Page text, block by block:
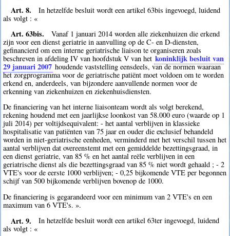
Art. 8.
In hetzelfde besluit wordt een artikel 63bis ingevoegd, luidend
als volgt : «
Art. 63bis.
Vanaf 1 januari 2014 worden alle ziekenhuizen die erkend
zijn voor een dienst geriatrie in aanvulling op de C- en D-diensten,
gefinancierd om een interne geriatrische liaison te organiseren zoals
beschreven in afdeling IV van hoofdstuk V van het koninklijk besluit van
29 januari 2007 houdende vaststelling eensdeels, van de normen waaraan
het zorgprogramma voor de geriatrische patiënt moet voldoen om te worden
erkend en, anderdeels, van bijzondere aanvullende normen voor de
erkenning van ziekenhuizen en ziekenhuisdiensten.
De financiering van het interne liaisonteam wordt als volgt berekend,
rekening houdend met een jaarlijkse loonkost van 58.000 euro (waarde op 1
juli 2014) per voltijdsequivalent: - het aantal verblijven in klassieke
hospitalisatie van patiënten van 75 jaar en ouder die exclusief behandeld
worden in niet-geriatrische eenheden, verminderd met het verschil tussen het
aantal verblijven dat overeenstemt met een gemiddelde bezettingsgraad, in
een dienst geriatrie, van 85 % en het aantal reële verblijven in een
geriatrische dienst als die bezettingsgraad van 85 % niet wordt gehaald ; - 2
VTE's voor de eerste 1000 verblijven; - 0,25 bijkomende VTE per begonnen
schijf van 500 bijkomende verblijven bovenop de 1000.
De financiering is gegarandeerd voor een minimum van 2 VTE's en een
maximum van 6 VTE's. ».
Art. 9.
In hetzelfde besluit wordt een artikel 63ter ingevoegd, luidend
als volgt : «